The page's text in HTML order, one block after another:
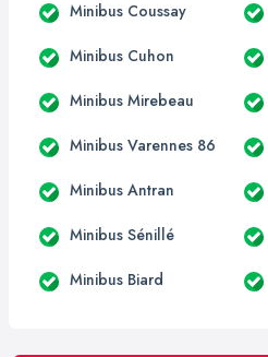
Minibus Coussay
Minibus Cuhon
Minibus Mirebeau
Minibus Varennes 86
Minibus Antran
Minibus Sénillé
Minibus Biard